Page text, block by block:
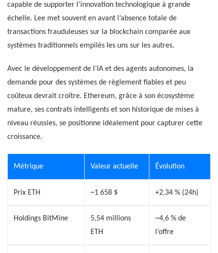
capable de supporter l’innovation technologique à grande
échelle. Lee met souvent en avant l’absence totale de
transactions frauduleuses sur la blockchain comparée aux
systèmes traditionnels empilés les uns sur les autres.
Avec le développement de l’IA et des agents autonomes, la
demande pour des systèmes de règlement fiables et peu
coûteux devrait croître. Ethereum, grâce à son écosystème
mature, ses contrats intelligents et son historique de mises à
niveau réussies, se positionne idéalement pour capturer cette
croissance.
Métrique Valeur actuelle Évolution
Prix ETH ~1 658 $ +2,34 % (24h)
Holdings BitMine
5,54 millions
ETH
~4,6 % de
l’offre